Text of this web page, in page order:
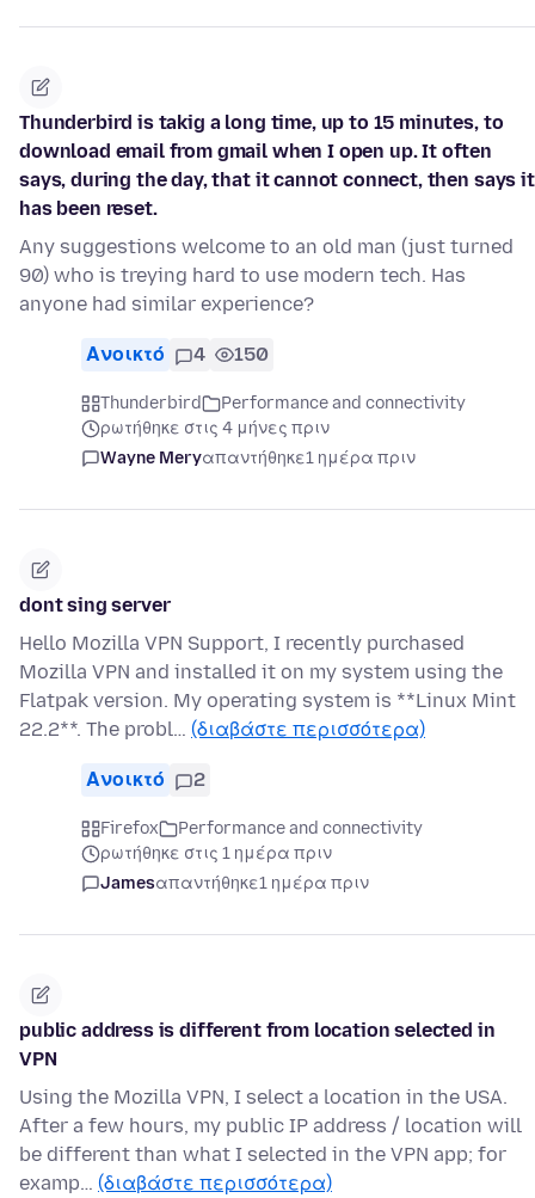
Thunderbird is takig a long time, up to 15 minutes, to
download email from gmail when I open up. It often
says, during the day, that it cannot connect, then says it
has been reset.
Any suggestions welcome to an old man (just turned
90) who is treying hard to use modern tech. Has
anyone had similar experience?
Ανοικτό 4 150
Thunderbird
Performance and connectivity
ρωτήθηκε στις 4 μήνες πριν
Wayne Meryαπαντήθηκε1 ημέρα πριν
dont sing server
Hello Mozilla VPN Support, I recently purchased
Mozilla VPN and installed it on my system using the
Flatpak version. My operating system is **Linux Mint
22.2**. The probl… (διαβάστε περισσότερα)
Ανοικτό 2
Firefox
Performance and connectivity
ρωτήθηκε στις 1 ημέρα πριν
Jamesαπαντήθηκε1 ημέρα πριν
public address is different from location selected in
VPN
Using the Mozilla VPN, I select a location in the USA.
After a few hours, my public IP address / location will
be different than what I selected in the VPN app; for
examp… (διαβάστε περισσότερα)